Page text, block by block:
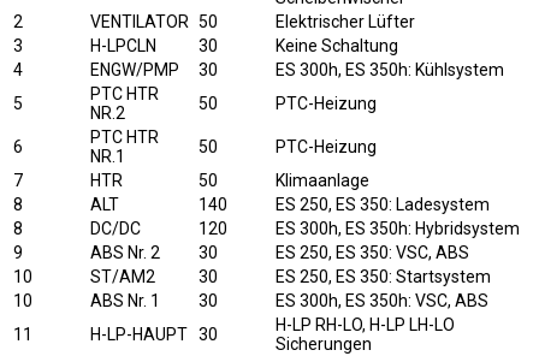
2
VENTILATOR 50
Elektrischer Lüfter
3
H-LPCLN 30
Keine Schaltung
4
ENGW/PMP 30
ES 300h, ES 350h: Kühlsystem
5
PTC HTR
NR.2
50 PTC-Heizung
6
PTC HTR
NR.1
50
PTC-Heizung
7
HTR 50
Klimaanlage
8
ALT 140
ES 250, ES 350: Ladesystem
8
DC/DC 120
ES 300h, ES 350h: Hybridsystem
9
ABS Nr. 2 30
ES 250, ES 350: VSC, ABS
10
ST/AM2 30
ES 250, ES 350: Startsystem
10
ABS Nr. 1 30
ES 300h, ES 350h: VSC, ABS
11
H-LP-HAUPT 30
H-LP RH-LO, H-LP LH-LO
Sicherungen